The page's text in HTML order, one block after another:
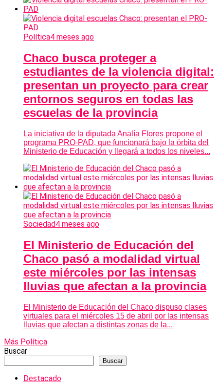
Política4 meses ago
Chaco busca proteger a
estudiantes de la violencia digital:
presentan un proyecto para crear
entornos seguros en todas las
escuelas de la provincia
La iniciativa de la diputada Analía Flores propone el
programa PRO-PAD, que funcionará bajo la órbita del
Ministerio de Educación y llegará a todos los niveles...
Sociedad4 meses ago
El Ministerio de Educación del
Chaco pasó a modalidad virtual
este miércoles por las intensas
lluvias que afectan a la provincia
El Ministerio de Educación del Chaco dispuso clases
virtuales para el miércoles 15 de abril por las intensas
lluvias que afectan a distintas zonas de la...
Más Política
Buscar
Buscar
Destacado